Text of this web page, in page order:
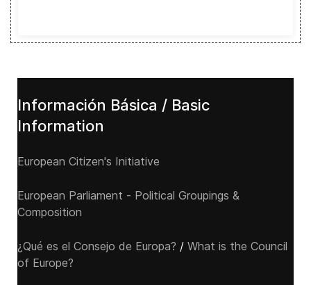
Información Básica / Basic
Information
European Citizen's Initiative
European Parliament - Political Groupings &
Composition
¿Qué es el Consejo de Europa? / What is the Council
of Europe?